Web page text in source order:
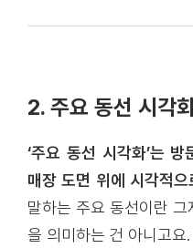
2. 주요 동선 시각
‘주요 동선 시각화’는
매장 도면 위에 시각적
말하는 주요 동선이란
을 의미하는 건 아니고요